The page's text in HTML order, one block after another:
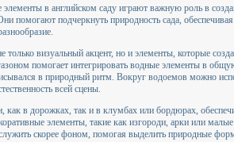
элементы в английском саду играют важную роль в
помогают подчеркнуть природность сада,
только визуальный акцент, но и элементы, которые
помогает интегрировать водные элементы в
в природный ритм. Вокруг водоемов можно
всей сцены.
как в дорожках, так и в клумбах или бордюрах,
элементы, такие как изгороди, арки или
скорее фоном, помогая выделить природные